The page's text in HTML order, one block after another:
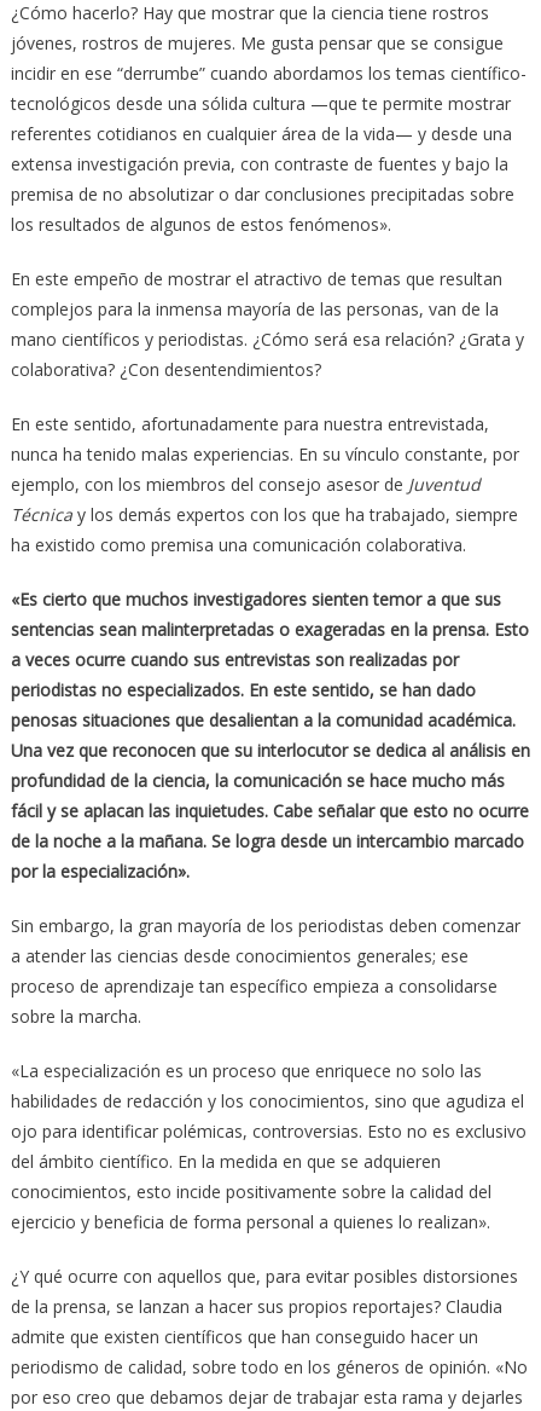
¿Cómo hacerlo? Hay que mostrar que la ciencia tiene rostros
jóvenes, rostros de mujeres. Me gusta pensar que se consigue
incidir en ese “derrumbe” cuando abordamos los temas científico-
tecnológicos desde una sólida cultura —que te permite mostrar
referentes cotidianos en cualquier área de la vida— y desde una
extensa investigación previa, con contraste de fuentes y bajo la
premisa de no absolutizar o dar conclusiones precipitadas sobre
los resultados de algunos de estos fenómenos».
En este empeño de mostrar el atractivo de temas que resultan
complejos para la inmensa mayoría de las personas, van de la
mano científicos y periodistas. ¿Cómo será esa relación? ¿Grata y
colaborativa? ¿Con desentendimientos?
En este sentido, afortunadamente para nuestra entrevistada,
nunca ha tenido malas experiencias. En su vínculo constante, por
ejemplo, con los miembros del consejo asesor de Juventud
Técnicay los demás expertos con los que ha trabajado, siempre
ha existido como premisa una comunicación colaborativa.
«Es cierto que muchos investigadores sienten temor a que sus
sentencias sean malinterpretadas o exageradas en la prensa. Esto
a veces ocurre cuando sus entrevistas son realizadas por
periodistas no especializados. En este sentido, se han dado
penosas situaciones que desalientan a la comunidad académica.
Una vez que reconocen que su interlocutor se dedica al análisis en
profundidad de la ciencia, la comunicación se hace mucho más
fácil y se aplacan las inquietudes. Cabe señalar que esto no ocurre
de la noche a la mañana. Se logra desde un intercambio marcado
por la especialización».
Sin embargo, la gran mayoría de los periodistas deben comenzar
a atender las ciencias desde conocimientos generales; ese
proceso de aprendizaje tan específico empieza a consolidarse
sobre la marcha.
«La especialización es un proceso que enriquece no solo las
habilidades de redacción y los conocimientos, sino que agudiza el
ojo para identificar polémicas, controversias. Esto no es exclusivo
del ámbito científico. En la medida en que se adquieren
conocimientos, esto incide positivamente sobre la calidad del
ejercicio y beneficia de forma personal a quienes lo realizan».
¿Y qué ocurre con aquellos que, para evitar posibles distorsiones
de la prensa, se lanzan a hacer sus propios reportajes? Claudia
admite que existen científicos que han conseguido hacer un
periodismo de calidad, sobre todo en los géneros de opinión. «No
por eso creo que debamos dejar de trabajar esta rama y dejarles